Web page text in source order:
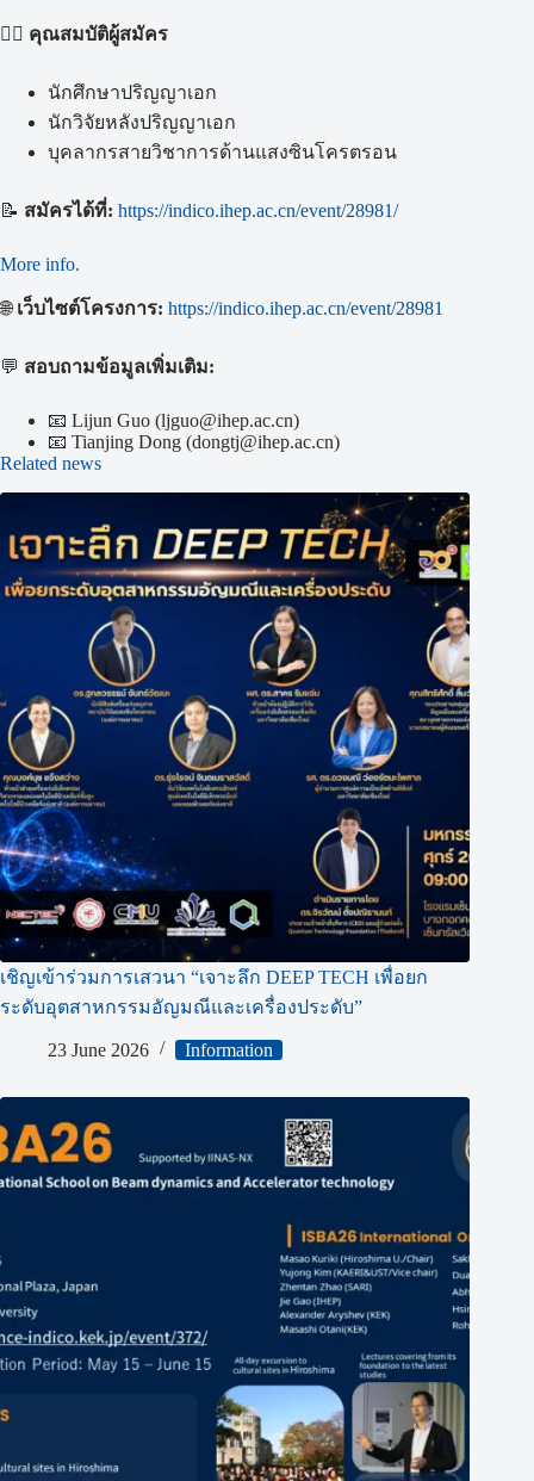
🙋‍♂️ คุณสมบัติผู้สมัคร
นักศึกษาปริญญาเอก
นักวิจัยหลังปริญญาเอก
บุคลากรสายวิชาการด้านแสงซินโครตรอน
📝 สมัครได้ที่: https://indico.ihep.ac.cn/event/28981/
More info.
🌐 เว็บไซต์โครงการ: https://indico.ihep.ac.cn/event/28981
💬 สอบถามข้อมูลเพิ่มเติม:
📧 Lijun Guo (ljguo@ihep.ac.cn)
📧 Tianjing Dong (dongtj@ihep.ac.cn)
Related news
เชิญเข้าร่วมการเสวนา “เจาะลึก DEEP TECH เพื่อยก
ระดับอุตสาหกรรมอัญมณีและเครื่องประดับ”
23 June 2026 Information